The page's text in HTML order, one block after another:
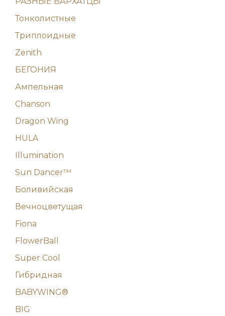
Тонколистные
Триплоидные
Zenith
БЕГОНИЯ
Ампельная
Chanson
Dragon Wing
HULA
Illumination
Sun Dancer™
Боливийская
Вечноцветущая
Fiona
FlowerBall
Super Cool
Гибридная
BABYWING®
BIG